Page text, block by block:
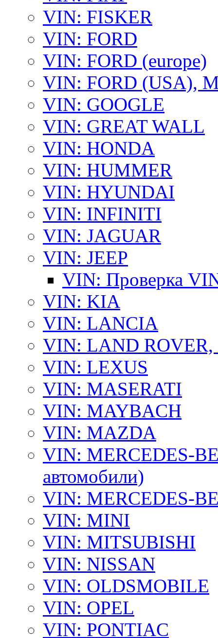
VIN: FISKER
VIN: FORD
VIN: FORD (europe)
VIN: FORD (USA),
VIN: GOOGLE
VIN: GREAT WALL
VIN: HONDA
VIN: HUMMER
VIN: HYUNDAI
VIN: INFINITI
VIN: JAGUAR
VIN: JEEP
VIN: Проверка
VIN: KIA
VIN: LANCIA
VIN: LAND ROVER,
VIN: LEXUS
VIN: MASERATI
VIN: MAYBACH
VIN: MAZDA
VIN: MERCEDES-
автомобили)
VIN: MERCEDES-
VIN: MINI
VIN: MITSUBISHI
VIN: NISSAN
VIN: OLDSMOBILE
VIN: OPEL
VIN: PONTIAC